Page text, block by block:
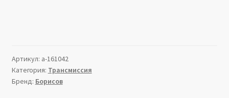
Артикул: a-161042
Категория: Трансмиссия
Бренд: Борисов